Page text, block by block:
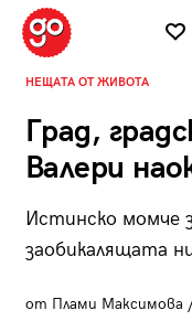
НЕЩАТА ОТ ЖИВОТА
Град,
Валери
Истинско момче
заобикалящата
от Плами Максимова